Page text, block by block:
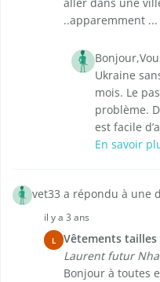
..apparemment ...
Ukraine
mois. Le
problème.
est facile
En savoir
vet33 a répondu à une
il y a 3 ans
L Vêtements tailles
Laurent futur
Bonjour à toutes